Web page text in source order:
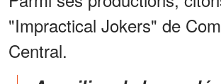
"Impractical Jokers" de
Central.